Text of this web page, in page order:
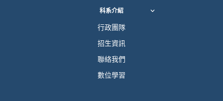
科系介紹
行政團隊
招生資訊
聯絡我們
數位學習